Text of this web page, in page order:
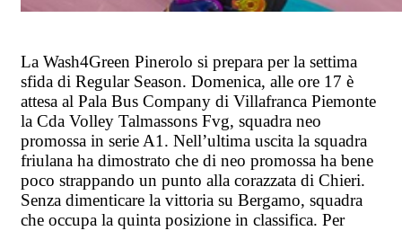
La Wash4Green Pinerolo si prepara per la settima
sfida di Regular Season. Domenica, alle ore 17 è
attesa al Pala Bus Company di Villafranca Piemonte
la Cda Volley Talmassons Fvg, squadra neo
promossa in serie A1. Nell’ultima uscita la squadra
friulana ha dimostrato che di neo promossa ha bene
poco strappando un punto alla corazzata di Chieri.
Senza dimenticare la vittoria su Bergamo, squadra
che occupa la quinta posizione in classifica. Per